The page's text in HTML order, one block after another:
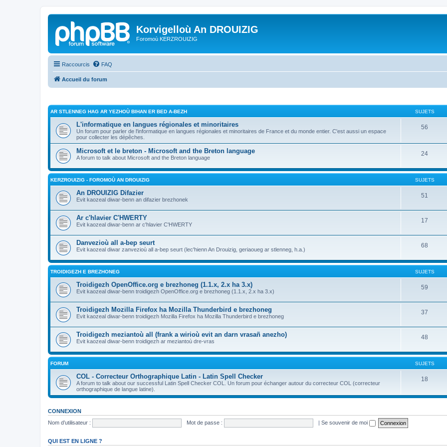
Korvigelloù An DROUIZIG
Foromoù KERZROUIZIG
Raccourcis FAQ
Accueil du forum
AR STLENNEG HAG AR YEZHOÙ BIHAN ER BED A-BEZH SUJETS
L'informatique en langues régionales et minoritaires
Un forum pour parler de l'informatique en langues régionales et minoritaires de France et du monde entier. C'est aussi un espace
pour collecter les dépêches.
56
Microsoft et le breton - Microsoft and the Breton language
A forum to talk about Microsoft and the Breton language
24
KERZROUIZIG - FOROMOÙ AN DROUIZIG SUJETS
An DROUIZIG Difazier
Evit kaozeal diwar-benn an difazier brezhonek
51
Ar c'hlavier C'HWERTY
Evit kaozeal diwar-benn ar c'hlavier C'HWERTY
17
Danvezioù all a-bep seurt
Evit kaozeal diwar zanvezioù all a-bep seurt (lec'hienn An Drouizig, geriaoueg ar stlenneg, h.a.)
68
TROIDIGEZH E BREZHONEG SUJETS
Troidigezh OpenOffice.org e brezhoneg (1.1.x, 2.x ha 3.x)
Evit kaozeal diwar-benn troidigezh OpenOffice.org e brezhoneg (1.1.x, 2.x ha 3.x)
59
Troidigezh Mozilla Firefox ha Mozilla Thunderbird e brezhoneg
Evit kaozeal diwar-benn troidigezh Mozilla Firefox ha Mozilla Thunderbird e brezhoneg
37
Troidigezh meziantoù all (frank a wirioù evit an darn vrasañ anezho)
Evit kaozeal diwar-benn troidigezh ar meziantoù dre-vras
48
FORUM SUJETS
COL - Correcteur Orthographique Latin - Latin Spell Checker
A forum to talk about our successful Latin Spell Checker COL. Un forum pour échanger autour du correcteur COL (correcteur
orthographique de langue latine).
18
CONNEXION
Nom d’utilisateur :
Mot de passe : | Se souvenir de moi
QUI EST EN LIGNE ?